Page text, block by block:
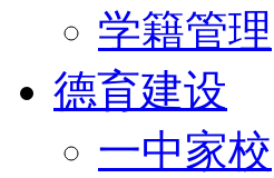
学籍管理
德育建设
一中家校